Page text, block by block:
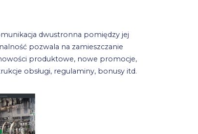
dwustronna pomiędzy jej
pozwala na zamieszczanie
produktowe, nowe promocje,
obsługi, regulaminy, bonusy itd.